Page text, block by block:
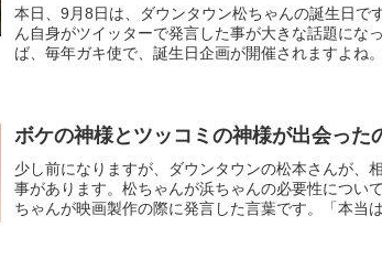
本日、9月8日は、ダウンタウン松ちゃんの誕生日で
ん自身がツイッターで発言した事が大きな話題にな
ば、毎年ガキ使で、誕生日企画が開催されますよね。
ボケの神様とツッコミの神様が出会った
少し前になりますが、ダウンタウンの松本さんが、
事があります。松ちゃんが浜ちゃんの必要性につい
ちゃんが映画製作の際に発言した言葉です。「本当